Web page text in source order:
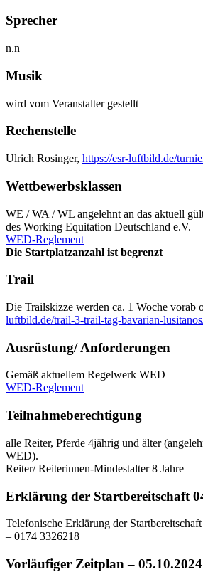
Sprecher
n.n
Musik
wird vom Veranstalter gestellt
Rechenstelle
Ulrich Rosinger, https://esr-luftbild.de/
Wettbewerbsklassen
WE / WA / WL angelehnt an das aktuell
des Working Equitation Deutschland e.V.
WED-Reglement
Die Startplatzanzahl ist begrenzt
Trail
Die Trailskizze werden ca. 1 Woche vorab
luftbild.de/trail-3-trail-tag-bavarian-
Ausrüstung/ Anforderungen
Gemäß aktuellem Regelwerk WED
WED-Reglement
Teilnahmeberechtigung
alle Reiter, Pferde 4jährig und älter
WED).
Reiter/ Reiterinnen-Mindestalter 8 Jahre
Erklärung der Startbereitschaft
Telefonische Erklärung der
– 0174 3326218
Vorläufiger Zeitplan – 05.10.2024